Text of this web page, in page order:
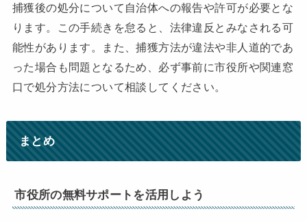
捕獲後の処分について自治体への報告や許可が必要とな
ります。この手続きを怠ると、法律違反とみなされる可
能性があります。また、捕獲方法が違法や非人道的であ
った場合も問題となるため、必ず事前に市役所や関連窓
口で処分方法について相談してください。
まとめ
市役所の無料サポートを活用しよう